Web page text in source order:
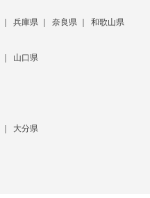
兵庫県 奈良県 和歌山県
山口県
大分県